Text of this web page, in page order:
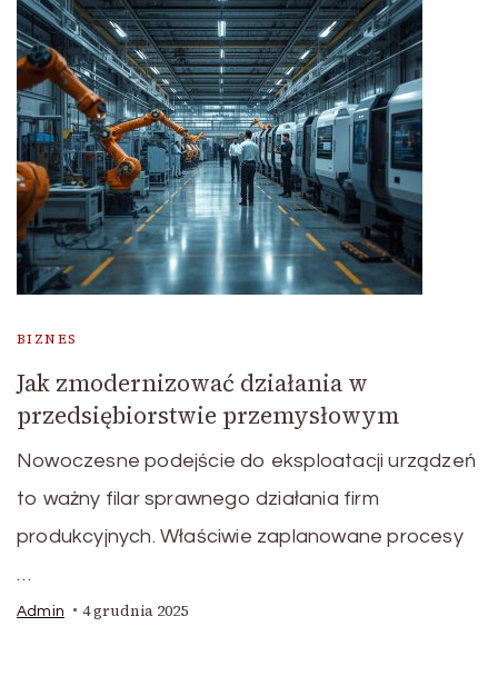
BIZNES
Jak zmodernizować działania w
przedsiębiorstwie przemysłowym
Nowoczesne podejście do eksploatacji urządzeń
to ważny filar sprawnego działania firm
produkcyjnych. Właściwie zaplanowane procesy
…
Admin 4 grudnia 2025